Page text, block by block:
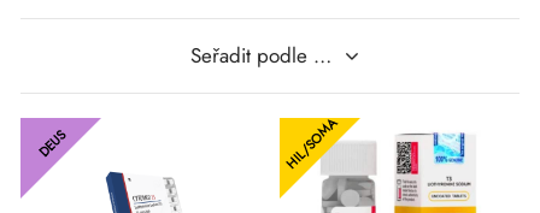
DEUS HIL/SOMA
PHARMA 🇪🇺🌍
/ GENETIC 🇪🇺
Injekční (Stanozolol)
(sibutramin)
(L-Karnitin)
Beta TB-500
(Mounjaro)
(USA)